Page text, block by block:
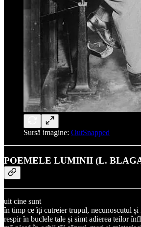
Sursă imagine: OutSnapped
POEMELE LUMINII (L.
uit cine sunt
în timp ce îți cutreier trupul, necunoscutul și
respir în buclele tale și simt adierea teilor